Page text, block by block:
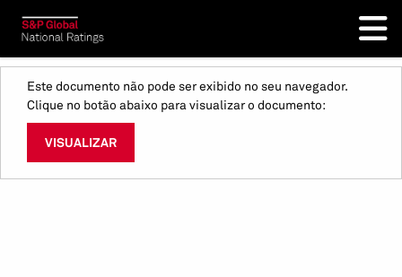
Este documento não pode ser exibido no seu navegador.
Clique no botão abaixo para visualizar o documento:
VISUALIZAR